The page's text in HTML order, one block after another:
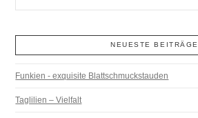
NEUESTE BEITRÄGE
Funkien - exquisite Blattschmuckstauden
Taglilien – Vielfalt